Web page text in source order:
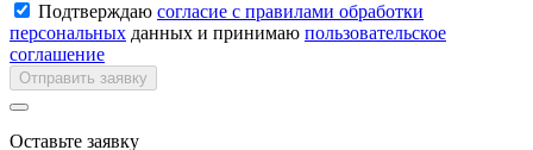
Подтверждаю согласие с правилами обработки
персональных данных и принимаю пользовательское
соглашение
Отправить заявку
Оставьте заявку